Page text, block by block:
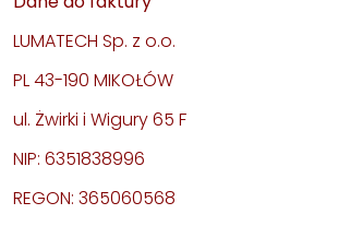
LUMATECH Sp. z o.o.
PL 43-190 MIKOŁÓW
ul. Żwirki i Wigury 65 F
NIP: 6351838996
REGON: 365060568